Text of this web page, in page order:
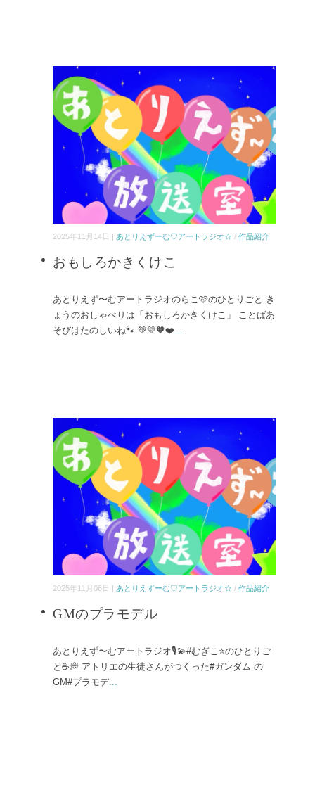
2025年11月14日 | あとりえずーむ♡アートラジオ☆ / 作品紹介
おもしろかきくけこ
あとりえず〜むアートラジオのらこ🩷のひとりごと き
ょうのおしゃべりは「おもしろかきくけこ」 ことばあ
そびはたのしいね🐾 💚💛🧡❤️...
2025年11月06日 | あとりえずーむ♡アートラジオ☆ / 作品紹介
GMのプラモデル
あとりえず〜むアートラジオ🎙️💫#むぎこ⭐️のひとりご
と☕️💭 アトリエの生徒さんがつくった#ガンダム の
GM#プラモデ...